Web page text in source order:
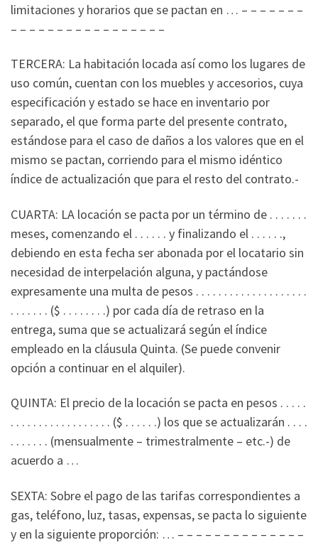
limitaciones y horarios que se pactan en … – – – – – – –
– – – – – – – – – – – – – – – – –
TERCERA: La habitación locada así como los lugares de
uso común, cuentan con los muebles y accesorios, cuya
especificación y estado se hace en inventario por
separado, el que forma parte del presente contrato,
estándose para el caso de daños a los valores que en el
mismo se pactan, corriendo para el mismo idéntico
índice de actualización que para el resto del contrato.-
CUARTA: LA locación se pacta por un término de . . . . . . .
meses, comenzando el . . . . . . y finalizando el . . . . . .,
debiendo en esta fecha ser abonada por el locatario sin
necesidad de interpelación alguna, y pactándose
expresamente una multa de pesos . . . . . . . . . . . . . . . . . . . .
. . . . . . . ($ . . . . . . . .) por cada día de retraso en la
entrega, suma que se actualizará según el índice
empleado en la cláusula Quinta. (Se puede convenir
opción a continuar en el alquiler).
QUINTA: El precio de la locación se pacta en pesos . . . . .
. . . . . . . . . . . . . . . . . . ($ . . . . . .) los que se actualizarán . . . .
. . . . . . . (mensualmente – trimestralmente – etc.-) de
acuerdo a …
SEXTA: Sobre el pago de las tarifas correspondientes a
gas, teléfono, luz, tasas, expensas, se pacta lo siguiente
y en la siguiente proporción: … – – – – – – – – – – – – – –